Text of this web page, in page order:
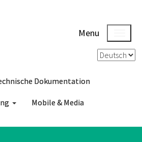
Menu
Dokumentation
Mobile & Media